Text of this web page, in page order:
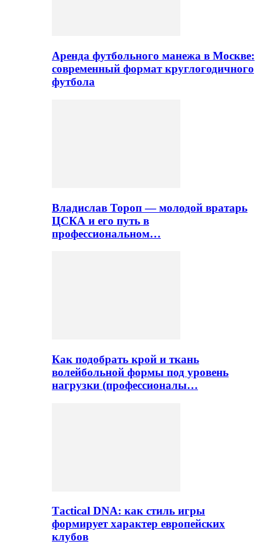
Аренда футбольного манежа в Москве:
современный формат круглогодичного
футбола
Владислав Тороп — молодой вратарь
ЦСКА и его путь в
профессиональном…
Как подобрать крой и ткань
волейбольной формы под уровень
нагрузки (профессионалы…
Тactical DNA: как стиль игры
формирует характер европейских
клубов